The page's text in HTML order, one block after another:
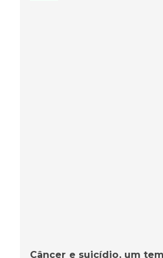
Câncer e suicídio, um